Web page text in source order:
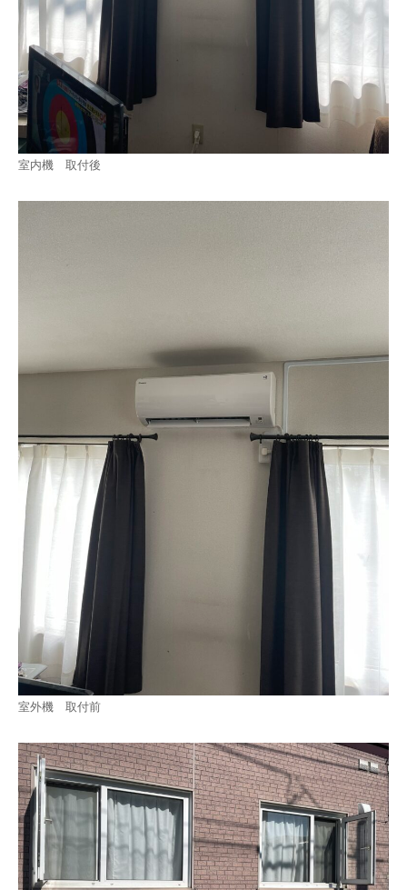
室内機 取付後
室外機 取付前